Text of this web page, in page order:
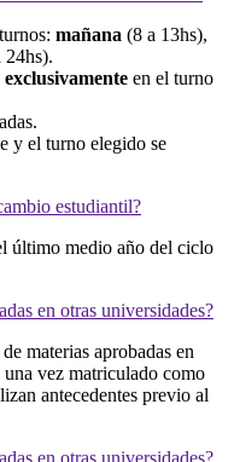
mañana (8 a 13hs),
24hs).
exclusivamente en el turno
y el turno elegido se
estudiantil?
último medio año del ciclo
en otras universidades?
materias aprobadas en
vez matriculado como
antecedentes previo al
en otras universidades?